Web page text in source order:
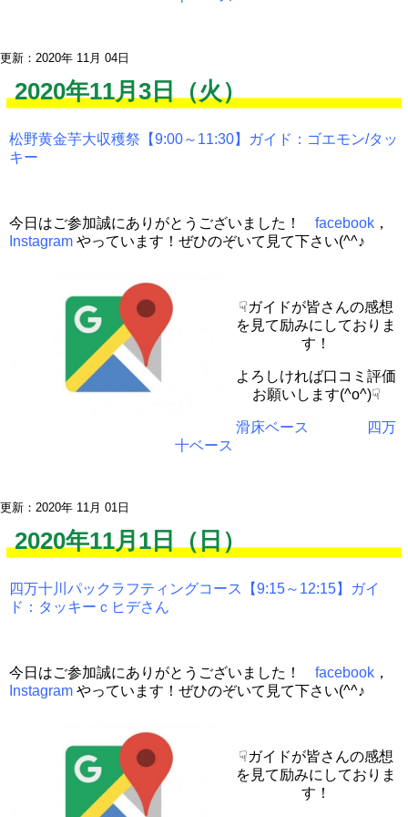
更新：2020年 11月 04日
2020年11月3日（火）
松野黄金芋大収穫祭【9:00～11:30】ガイド：ゴエモン/タッ
キー
今日はご参加誠にありがとうございました！ facebook ，
Instagram やっています！ぜひのぞいて見て下さい(^^♪
☟ガイドが皆さんの感想
を見て励みにしておりま
す！
よろしければ口コミ評価
お願いします(^o^)☟
滑床ベース
四万
十ベース
更新：2020年 11月 01日
2020年11月1日（日）
四万十川パックラフティングコース【9:15～12:15】ガイ
ド：タッキーｃヒデさん
今日はご参加誠にありがとうございました！ facebook ，
Instagram やっています！ぜひのぞいて見て下さい(^^♪
☟ガイドが皆さんの感想
を見て励みにしておりま
す！